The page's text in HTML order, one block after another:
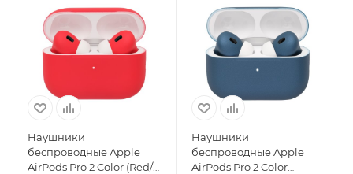
Наушники
беспроводные Apple
AirPods Pro 2 Color (Red/
Наушники
беспроводные Apple
AirPods Pro 2 Color